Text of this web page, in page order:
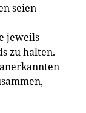
seien
jeweils
zu halten.